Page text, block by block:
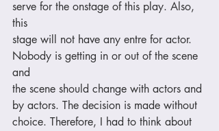
serve for the onstage of this play. Also,
this
stage will not have any entre for actor.
Nobody is getting in or out of the scene
and
the scene should change with actors and
by actors. The decision is made without
choice. Therefore, I had to think about